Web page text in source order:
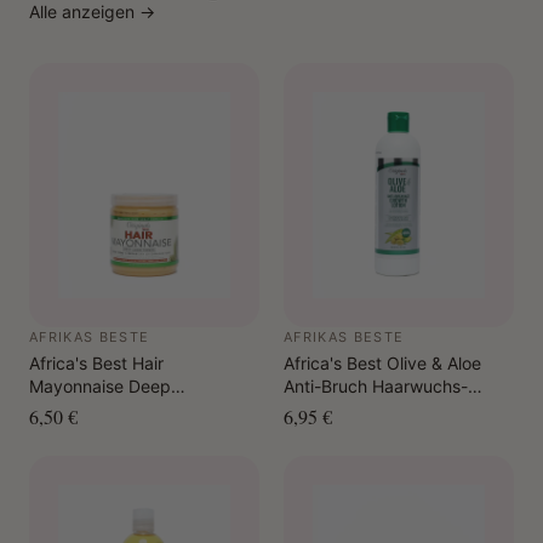
Alle anzeigen →
AFRIKAS BESTE
Africa's Best Hair
Mayonnaise Deep
Conditioner 426 g.
6,50 €
AFRIKAS BESTE
Africa's Best Olive & Aloe
Anti-Bruch Haarwuchs-
Lotion 355 ml
6,95 €